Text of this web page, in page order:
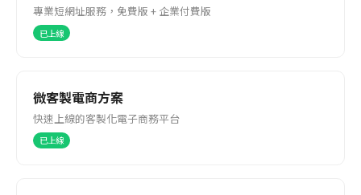
專業短網址服務，免費版 + 企業付費版
已上線
微客製電商方案
快速上線的客製化電子商務平台
已上線